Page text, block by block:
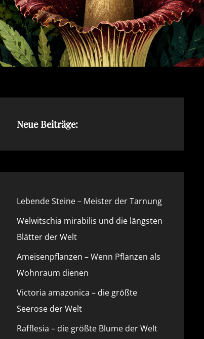
Neue Beiträge:
Lebende Steine – Meister der Tarnung
Welwitschia mirabilis und die längsten
Blätter der Welt
Ameisenpflanzen – Wenn Pflanzen als
Wohnraum dienen
Victoria amazonica – die größte
Seerose der Welt
Rafflesia – die größte Blume der Welt